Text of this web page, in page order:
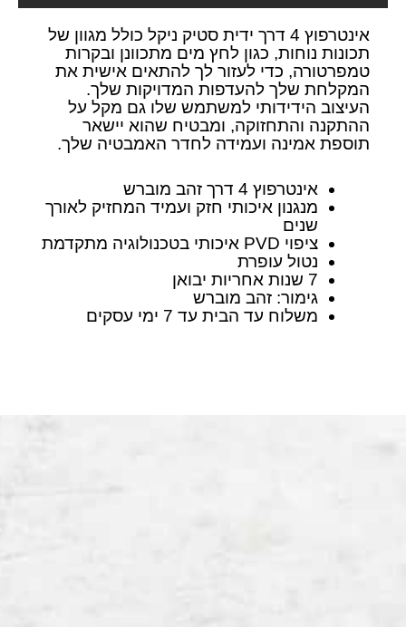
אינטרפוץ 4 דרך ידית סטיק ניקל כולל מגוון של
תכונות נוחות, כגון לחץ מים מתכוונן ובקרות
טמפרטורה, כדי לעזור לך להתאים אישית את
המקלחת שלך להעדפות המדויקות שלך.
העיצוב הידידותי למשתמש שלו גם מקל על
ההתקנה והתחזוקה, ומבטיח שהוא יישאר
תוספת אמינה ועמידה לחדר האמבטיה שלך.
אינטרפוץ 4 דרך זהב מוברש
מנגנון איכותי חזק ועמיד המחזיק לאורך
שנים
ציפוי PVD איכותי בטכנולוגיה מתקדמת
נטול עופרת
7 שנות אחריות יבואן
גימור: זהב מוברש
משלוח עד הבית עד 7 ימי עסקים